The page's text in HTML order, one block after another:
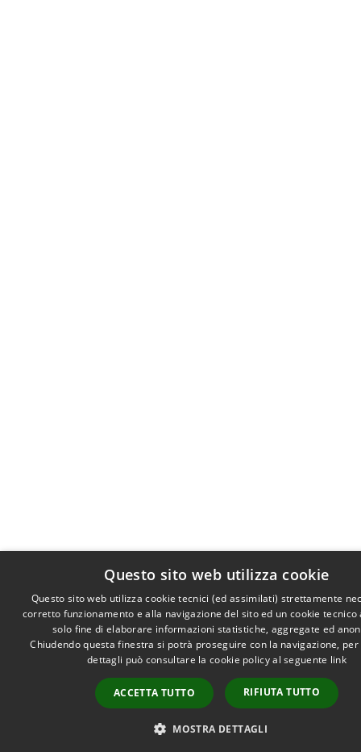
Questo sito web utilizza cookie
Questo sito web utilizza cookie tecnici (ed assimilati) strettamente
corretto funzionamento e alla navigazione del sito ed un cookie tecnico
solo fine di elaborare informazioni statistiche, aggregate ed
Chiudendo questa finestra si potrà proseguire con la navigazione,
dettagli può consultare la cookie policy al seguente link
ACCETTA TUTTO RIFIUTA TUTTO
MOSTRA DETTAGLI